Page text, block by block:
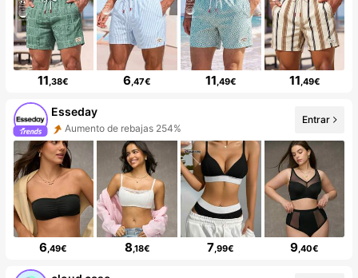
11,38€ 6,47€ 11,49€ 11,49€
Esseday
Aumento de rebajas 254%
Entrar
6,49€ 8,18€ 7,99€ 9,40€